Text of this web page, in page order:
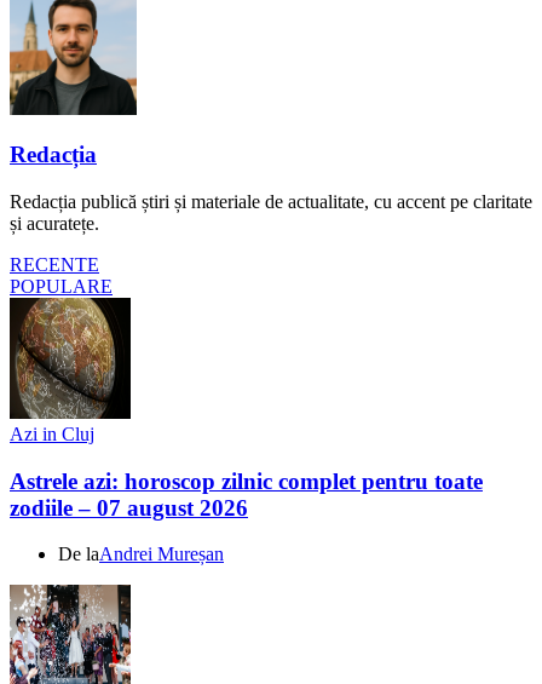
Redacția
Redacția publică știri și materiale de actualitate, cu accent pe claritate
și acuratețe.
RECENTE
POPULARE
Azi in Cluj
Astrele azi: horoscop zilnic complet pentru toate
zodiile – 07 august 2026
De laAndrei Mureșan